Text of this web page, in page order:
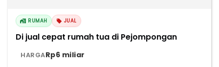
RUMAH JUAL
Di jual cepat rumah tua di Pejompongan
HARGARp6 miliar